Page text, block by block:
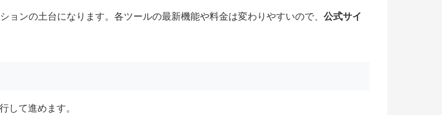
ョンの土台になります。各ツールの最新機能や料金は変わりやすいので、 公式サイ
して進めます。